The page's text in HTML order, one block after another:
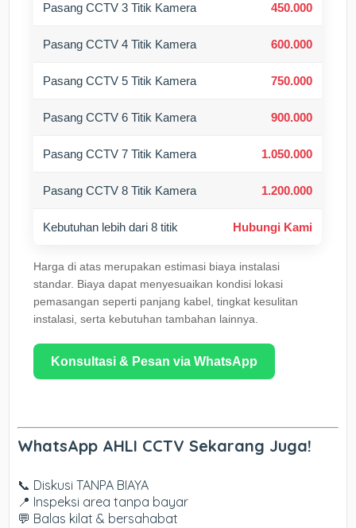
Pasang CCTV 3 Titik Kamera 450.000
Pasang CCTV 4 Titik Kamera 600.000
Pasang CCTV 5 Titik Kamera 750.000
Pasang CCTV 6 Titik Kamera 900.000
Pasang CCTV 7 Titik Kamera 1.050.000
Pasang CCTV 8 Titik Kamera 1.200.000
Kebutuhan lebih dari 8 titik Hubungi Kami
Harga di atas merupakan estimasi biaya instalasi
standar. Biaya dapat menyesuaikan kondisi lokasi
pemasangan seperti panjang kabel, tingkat kesulitan
instalasi, serta kebutuhan tambahan lainnya.
Konsultasi & Pesan via WhatsApp
WhatsApp AHLI CCTV Sekarang Juga!
📞 Diskusi TANPA BIAYA
📍 Inspeksi area tanpa bayar
💬 Balas kilat & bersahabat